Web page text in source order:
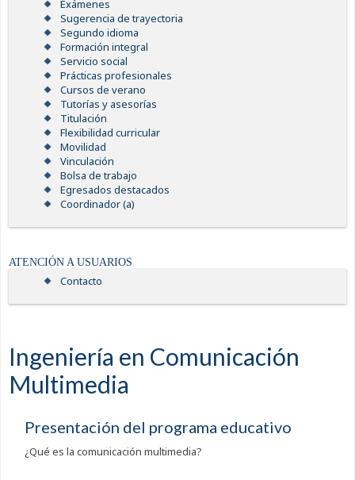
Exámenes
Sugerencia de trayectoria
Segundo idioma
Formación integral
Servicio social
Prácticas profesionales
Cursos de verano
Tutorías y asesorías
Titulación
Flexibilidad curricular
Movilidad
Vinculación
Bolsa de trabajo
Egresados destacados
Coordinador (a)
ATENCIÓN A USUARIOS
Contacto
Ingeniería en Comunicación
Multimedia
Presentación del programa educativo
¿Qué es la comunicación multimedia?